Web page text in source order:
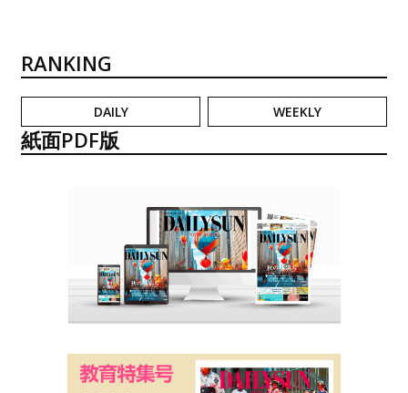
RANKING
DAILY WEEKLY
紙面PDF版